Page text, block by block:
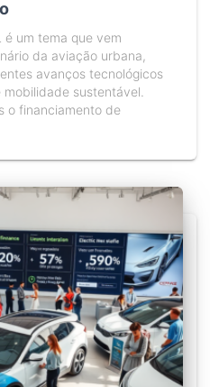
é um tema que vem
da aviação urbana,
avanços tecnológicos
sustentável.
o financiamento de